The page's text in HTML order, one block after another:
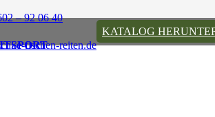
– 92 06 40
fischen-reiten.de
KATALOG